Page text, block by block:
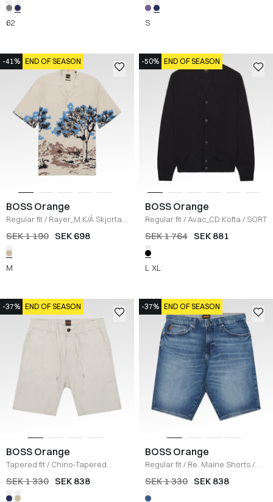
62 S
-41% END OF SEASON
BOSS Orange
Regular fit/ Rayer_M K/Ä Skjorta
SAND
SEK 1 190 SEK 698
M
-50% END OF SEASON
BOSS Orange
Regular fit/ Avac_CD Kofta / SORT
SEK 1 764 SEK 881
L XL
-37% END OF SEASON
BOSS Orange
Tapered fit/ Chino-Tapered
Shorts / SAND
SEK 1 330 SEK 838
-37% END OF SEASON
BOSS Orange
Regular fit/ Re. Maine Shorts/
DENIM
SEK 1 330 SEK 838